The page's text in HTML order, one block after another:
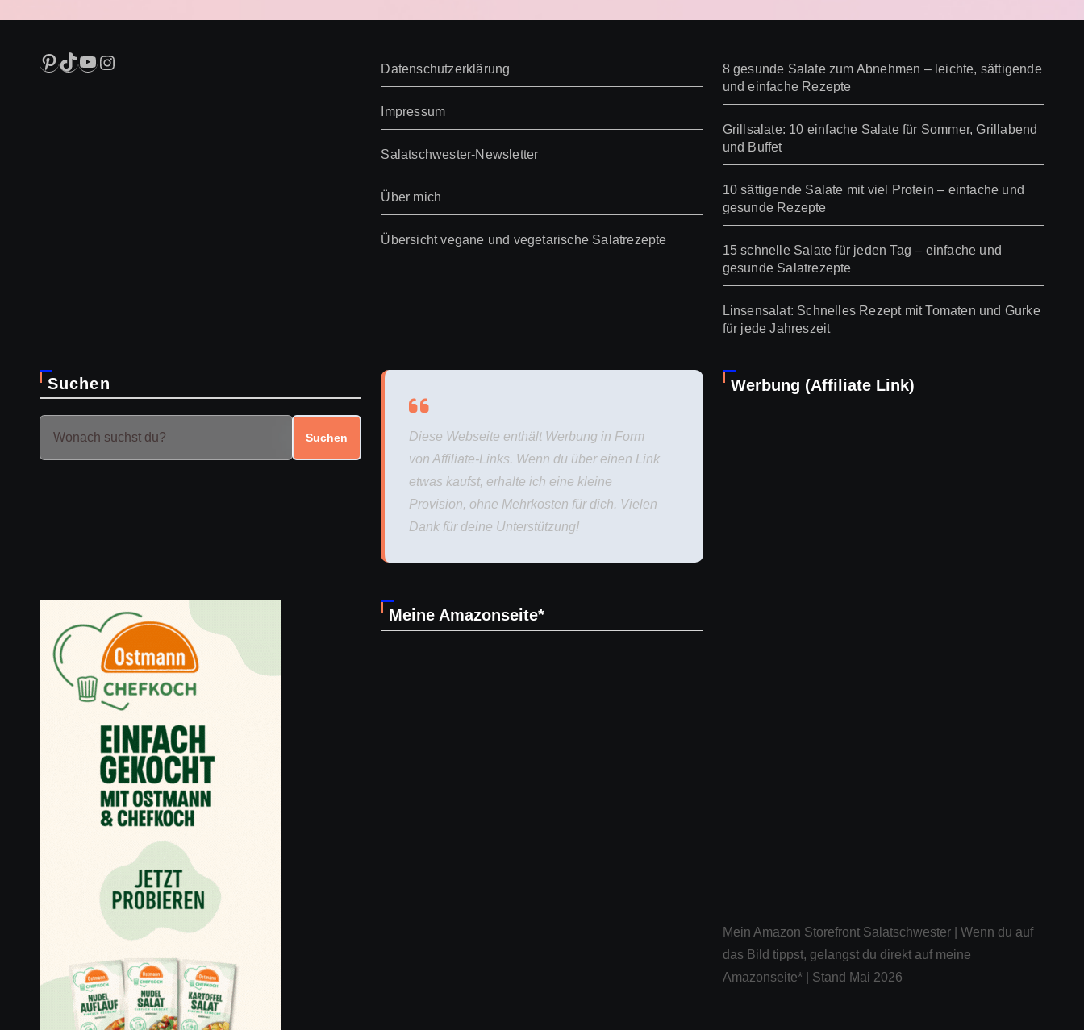
Pinterest
TikTok
YouTube
Instagram Datenschutzerklärung
Impressum
Salatschwester-Newsletter
Über mich
Übersicht vegane und vegetarische Salatrezepte
8 gesunde Salate zum Abnehmen – leichte, sättigende
und einfache Rezepte
Grillsalate: 10 einfache Salate für Sommer, Grillabend
und Buffet
10 sättigende Salate mit viel Protein – einfache und
gesunde Rezepte
15 schnelle Salate für jeden Tag – einfache und
gesunde Salatrezepte
Linsensalat: Schnelles Rezept mit Tomaten und Gurke
für jede Jahreszeit
Suchen
Suchen
Diese Webseite enthält Werbung in Form
von Affiliate-Links. Wenn du über einen Link
etwas kaufst, erhalte ich eine kleine
Provision, ohne Mehrkosten für dich. Vielen
Dank für deine Unterstützung!
Werbung (Affiliate Link)
Meine Amazonseite*